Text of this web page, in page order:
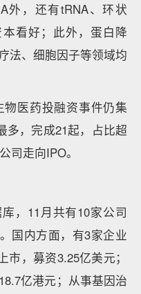
外，还有tRNA、环状
看好；此外，蛋白降
法、细胞因子等领域均
医药投融资事件仍集
多，完成21起，占比超
司走向IPO。
，11月共有10家公司
国内方面，有3家企业
，募资3.25亿美元；
亿港元；从事基因治